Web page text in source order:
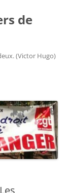
de
(Victor Hugo)